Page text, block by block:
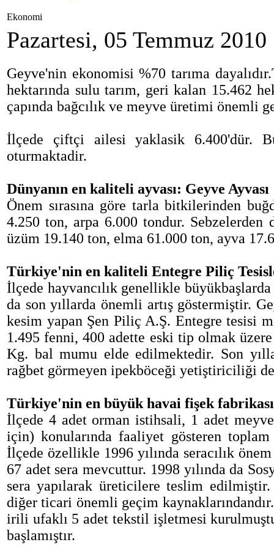
Ekonomi
Pazartesi, 05 Temmuz
Geyve'nin ekonomisi %70 tarıma
hektarında sulu tarım, geri kalan 15.462
çapında bağcılık ve meyve üretimi önemli
İlçede çiftçi ailesi yaklasik 6.400'dür.
oturmaktadir.
Dünyanın en kaliteli ayvası: Geyve Ayvası
Önem sırasına göre tarla bitkilerinden
4.250 ton, arpa 6.000 tondur. Sebzelerden
üzüm 19.140 ton, elma 61.000 ton, ayva
Türkiye'nin en kaliteli Entegre Piliç
İlçede hayvancılık genellikle
da son yıllarda önemli artış göstermiştir.
kesim yapan Şen Piliç A.Ş. Entegre tesisi
1.495 fenni, 400 adette eski tip olmak
Kg. bal mumu elde edilmektedir. Son
rağbet görmeyen ipekböceği yetiştiriciliği
Türkiye'nin en büyük havai fişek
İlçede 4 adet orman istihsali, 1 adet
için) konularında faaliyet gösteren
İlçede özellikle 1996 yılında seracılık
67 adet sera mevcuttur. 1998 yılında da
sera yapılarak üreticilere teslim
diğer ticari önemli geçim
irili ufaklı 5 adet tekstil işletmesi
başlamıştır.